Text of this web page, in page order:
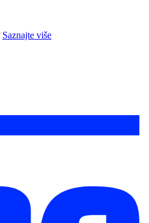
Saznajte više